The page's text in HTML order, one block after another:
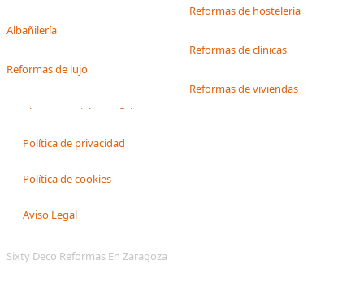
Albañilería
Reformas de lujo
Reformas de hostelería
Reformas de clínicas
Reformas de viviendas
Política de privacidad
Política de cookies
Aviso Legal
Sixty Deco Reformas En Zaragoza